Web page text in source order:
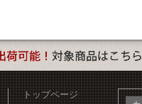
トップページ